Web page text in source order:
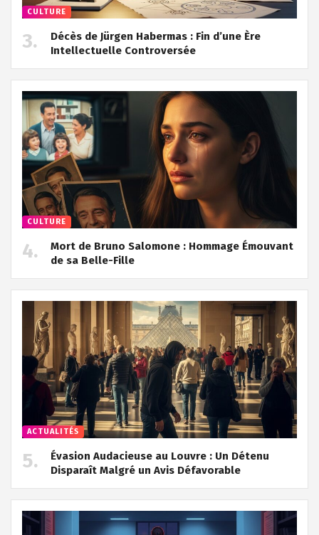
CULTURE
Décès de Jürgen Habermas : Fin d’une Ère
Intellectuelle Controversée
CULTURE
Mort de Bruno Salomone : Hommage Émouvant
de sa Belle-Fille
ACTUALITÉS
Évasion Audacieuse au Louvre : Un Détenu
Disparaît Malgré un Avis Défavorable